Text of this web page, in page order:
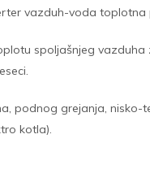
vazduh-voda toplotna
spoljašnjeg
podnog grejanja,
kotla).